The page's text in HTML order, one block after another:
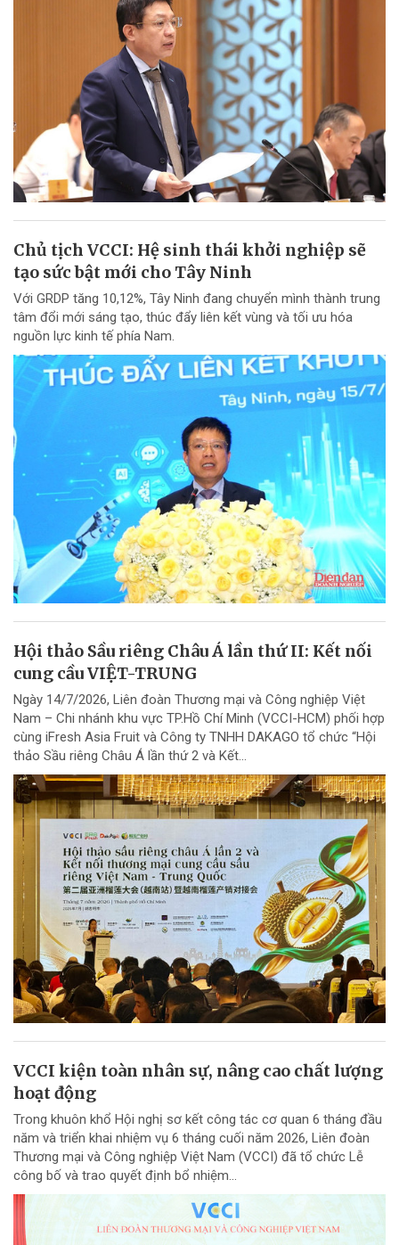
Chủ tịch VCCI: Hệ sinh thái khởi nghiệp sẽ
tạo sức bật mới cho Tây Ninh
Với GRDP tăng 10,12%, Tây Ninh đang chuyển mình thành trung
tâm đổi mới sáng tạo, thúc đẩy liên kết vùng và tối ưu hóa
nguồn lực kinh tế phía Nam.
Hội thảo Sầu riêng Châu Á lần thứ II: Kết nối
cung cầu VIỆT-TRUNG
Ngày 14/7/2026, Liên đoàn Thương mại và Công nghiệp Việt
Nam – Chi nhánh khu vực TP.Hồ Chí Minh (VCCI-HCM) phối hợp
cùng iFresh Asia Fruit và Công ty TNHH DAKAGO tổ chức “Hội
thảo Sầu riêng Châu Á lần thứ 2 và Kết...
VCCI kiện toàn nhân sự, nâng cao chất lượng
hoạt động
Trong khuôn khổ Hội nghị sơ kết công tác cơ quan 6 tháng đầu
năm và triển khai nhiệm vụ 6 tháng cuối năm 2026, Liên đoàn
Thương mại và Công nghiệp Việt Nam (VCCI) đã tổ chức Lễ
công bố và trao quyết định bổ nhiệm...